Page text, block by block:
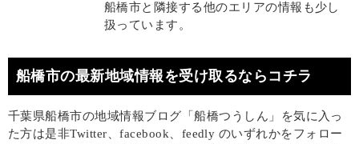
船橋市と隣接する他のエリアの情報も少し
扱っています。
船橋市の最新地域情報を受け取るならコチラ
千葉県船橋市の地域情報ブログ「船橋つうしん」を気に入っ
た方は是非Twitter、facebook、feedly のいずれかをフォロー